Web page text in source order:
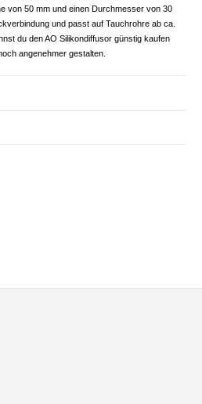
von 50 mm und einen Durchmesser von 30
und passt auf Tauchrohre ab ca.
du den AO Silikondiffusor günstig kaufen
angenehmer gestalten.